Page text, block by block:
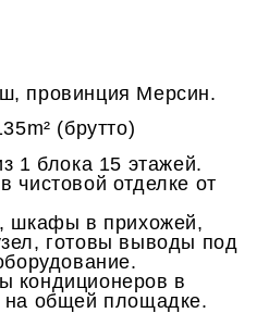
провинция Мерсин.
(брутто)
1 блока 15 этажей.
чистовой отделке от
шкафы в прихожей,
готовы выводы под
кондиционеров в
на общей площадке.